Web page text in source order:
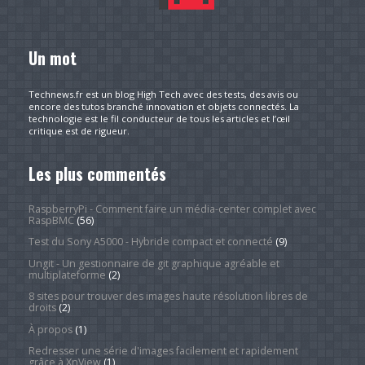
Un mot
Technews.fr est un blog High Tech avec des tests, des avis ou
encore des tutos branché innovation et objets connectés. La
technologie est le fil conducteur de tous les articles et l’œil
critique est de rigueur.
Les plus commentés
RaspberryPi - Comment faire un média-center complet avec
RaspBMC(56)
Test du Sony A5000 - Hybride compact et connecté (9)
Ungit - Un gestionnaire de git graphique agréable et
multiplateforme (2)
8 sites pour trouver des images haute résolution libres de
droits(2)
À propos(1)
Redresser une série d'images facilement et rapidement
grâce à XnView(1)